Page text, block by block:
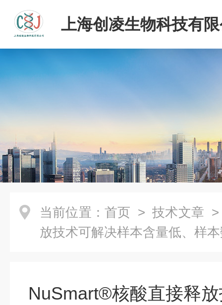
上海创凌生物科技有
当前位置： 首页 > 技术文章
放技术可解决样本含量低、样
NuSmart®核酸直接释